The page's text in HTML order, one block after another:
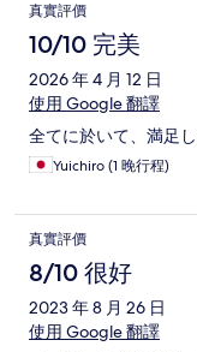
真實評價
10/10 完美
2026 年 4 月 12 日
使用 Google 翻譯
全てに於いて、満足
Yuichiro (1 晚行程)
真實評價
8/10 很好
2023 年 8 月 26 日
使用 Google 翻譯